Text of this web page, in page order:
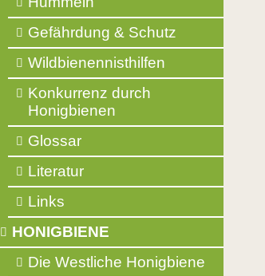
Literatur
Links
Gefährdung & Schutz
Wildbienennisthilfen
Konkurrenz durch
Honigbienen
Glossar
Literatur
Links
HONIGBIENE
Die Westliche Honigbiene